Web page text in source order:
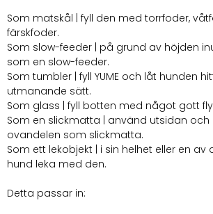
Som matskål | fyll den med torrfoder,
färskfoder.
Som slow-feeder | på grund av höjden
som en slow-feeder.
Som tumbler | fyll YUME och låt hunden
utmanande sätt.
Som glass | fyll botten med något gott
Som en slickmatta | använd utsidan och
ovandelen som slickmatta.
Som ett lekobjekt | i sin helhet eller en av
hund leka med den.
Detta passar in: